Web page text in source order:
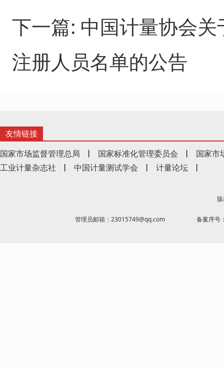
下一篇: 中国计量协会
注册人员名单的公告
友情链接
国家市场监督管理总局
丨 国家标准化管理委员会 丨
国家市
工业计量杂志社
丨 中国计量测试学会 丨 计量论坛 丨
管理员邮箱：23015749@qq.com 备案序号